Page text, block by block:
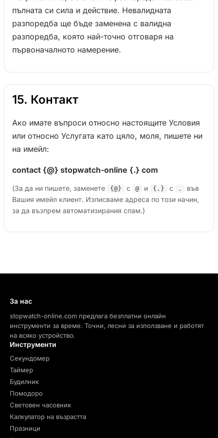
пълната си сила и действие. Невалидната
разпоредба ще бъде заменена с валидна
разпоредба, която най-точно отговаря на
първоначалното намерение.
15. Контакт
Ако имате въпроси относно настоящите Условия
или относно Услугата като цяло, моля, пишете ни
на имейл:
contact {@} stopwatch-online {.} com
(За да ни пишете, заменете {@} с @ и {.} с .
във
Вашия имейл клиент. Изписваме адреса по този начин,
за да възпрем автоматизирания спам.)
За нас
stopwatch-online.com предлага безплатни онлайн
инструменти за време. Точни, лесни за използване и работят
на всяко устройство.
Инструменти
Секундомер
Таймер
Будилник
Помодоро
Световен часовник
Калкулатор на възрастта
Празници